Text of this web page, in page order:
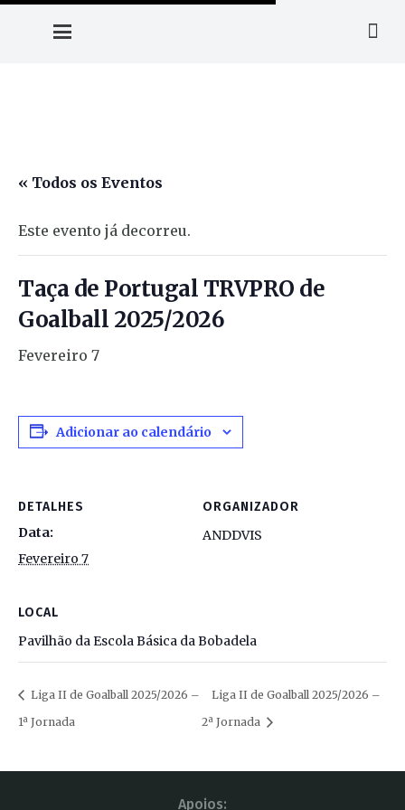
« Todos os Eventos
Este evento já decorreu.
Taça de Portugal TRVPRO de
Goalball 2025/2026
Fevereiro 7
Adicionar ao calendário
DETALHES
Data:
Fevereiro 7
ORGANIZADOR
ANDDVIS
LOCAL
Pavilhão da Escola Básica da Bobadela
Liga II de Goalball 2025/2026 –
1ª Jornada
Liga II de Goalball 2025/2026 –
2ª Jornada
Apoios: